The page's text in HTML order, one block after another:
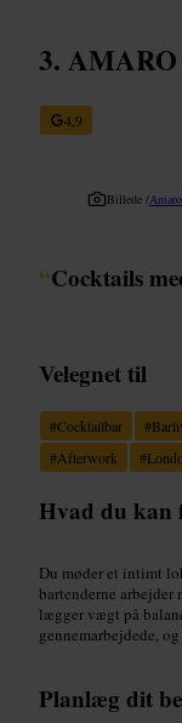
4,9
Billede /
“Cocktails
Velegnet til
#Cocktailbar #
#Afterwork #
Hvad du kan
Du møder et intimt
bartenderne
lægger vægt på
gennemarbejdede,
Planlæg dit